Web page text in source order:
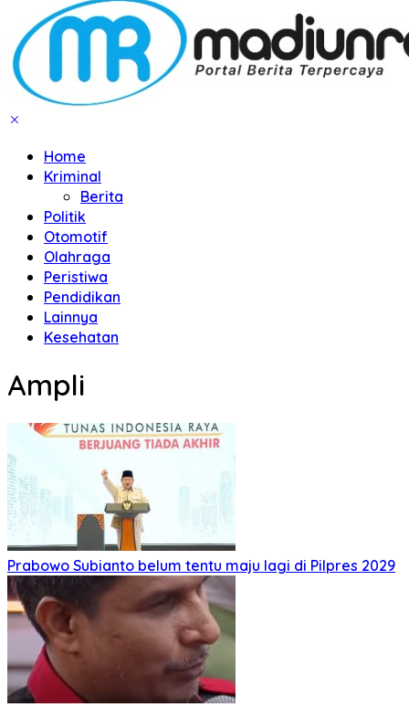
Home
Kriminal
Berita
Politik
Otomotif
Olahraga
Peristiwa
Pendidikan
Lainnya
Kesehatan
Ampli
Prabowo Subianto belum tentu maju lagi di Pilpres 2029